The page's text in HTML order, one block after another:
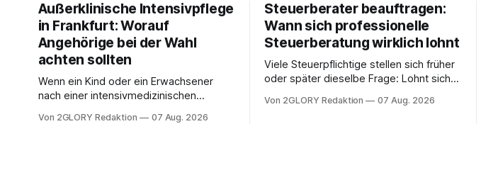
Außerklinische Intensivpflege
in Frankfurt: Worauf
Angehörige bei der Wahl
achten sollten
Wenn ein Kind oder ein Erwachsener
nach einer intensivmedizinischen
oder eine engmaschige pflegerische
Von 2GLORY Redaktion 07 Aug. 2026
Steuerberater beauftragen:
Wann sich professionelle
Steuerberatung wirklich lohnt
Viele Steuerpflichtige stellen sich früher
oder später dieselbe Frage: Lohnt sich
sich die Steuererklärung auch in
Von 2GLORY Redaktion 07 Aug. 2026